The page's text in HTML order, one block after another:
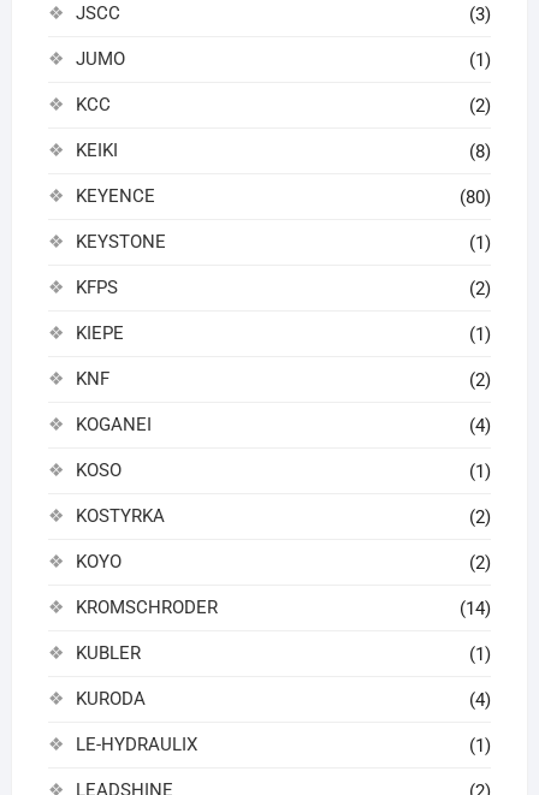
JSCC (3)
JUMO (1)
KCC (2)
KEIKI (8)
KEYENCE (80)
KEYSTONE (1)
KFPS (2)
KIEPE (1)
KNF (2)
KOGANEI (4)
KOSO (1)
KOSTYRKA (2)
KOYO (2)
KROMSCHRODER (14)
KUBLER (1)
KURODA (4)
LE-HYDRAULIX (1)
LEADSHINE